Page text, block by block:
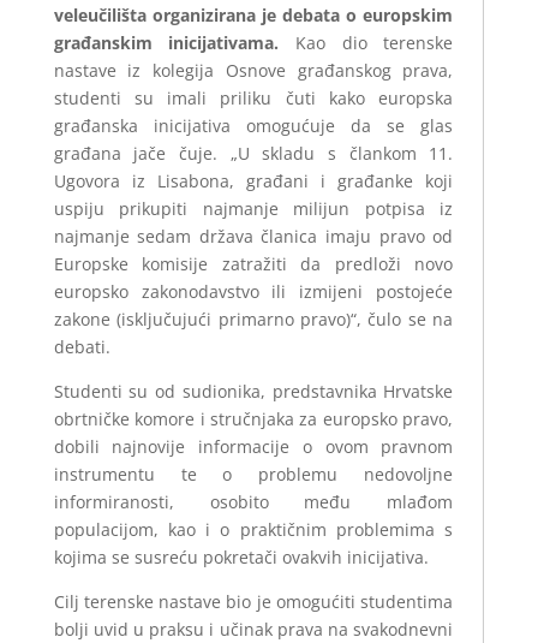
veleučilišta organizirana je debata o europskim
građanskim inicijativama. Kao dio terenske
nastave iz kolegija Osnove građanskog prava,
studenti su imali priliku čuti kako europska
građanska inicijativa omogućuje da se glas
građana jače čuje. „U skladu s člankom 11.
Ugovora iz Lisabona, građani i građanke koji
uspiju prikupiti najmanje milijun potpisa iz
najmanje sedam država članica imaju pravo od
Europske komisije zatražiti da predloži novo
europsko zakonodavstvo ili izmijeni postojeće
zakone (isključujući primarno pravo)“, čulo se na
debati.
Studenti su od sudionika, predstavnika Hrvatske
obrtničke komore i stručnjaka za europsko pravo,
dobili najnovije informacije o ovom pravnom
instrumentu te o problemu nedovoljne
informiranosti, osobito među mlađom
populacijom, kao i o praktičnim problemima s
kojima se susreću pokretači ovakvih inicijativa.
Cilj terenske nastave bio je omogućiti studentima
bolji uvid u praksu i učinak prava na svakodnevni